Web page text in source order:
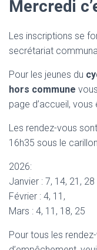
Mercredi
Les inscriptions se
secrétariat
Pour les jeunes du
hors commune
page d’accueil,
Les rendez-vous
16h35 sous le
2026:
Janvier : 7, 14, 21, 28
Février : 4, 11,
Mars : 4, 11, 18, 25
Pour tous les